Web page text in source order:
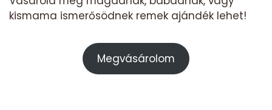
kismama ismerősödnek remek ajándék lehet!
Megvásárolom